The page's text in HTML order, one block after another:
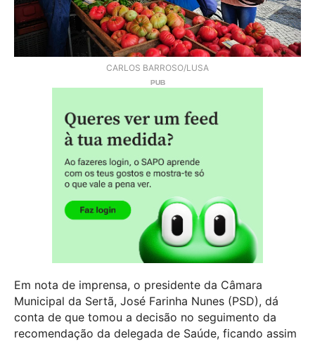
CARLOS BARROSO/LUSA
Em nota de imprensa, o presidente da Câmara
Municipal da Sertã, José Farinha Nunes (PSD), dá
conta de que tomou a decisão no seguimento da
recomendação da delegada de Saúde, ficando assim